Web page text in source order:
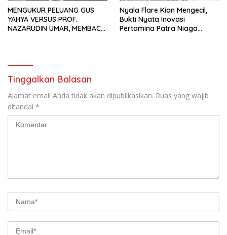
MENGUKUR PELUANG GUS
YAHYA VERSUS PROF.
NAZARUDIN UMAR, MEMBACA
Nyala Flare Kian Mengecil,
Bukti Nyata Inovasi
Pertamina Patra Niaga
Tinggalkan Balasan
Alamat email Anda tidak akan dipublikasikan. Ruas yang wajib
ditandai *